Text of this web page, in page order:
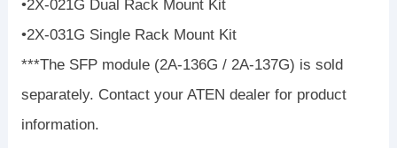
•2X-021G Dual Rack Mount Kit
•2X-031G Single Rack Mount Kit
***The SFP module (2A-136G / 2A-137G) is sold
separately. Contact your ATEN dealer for product
information.